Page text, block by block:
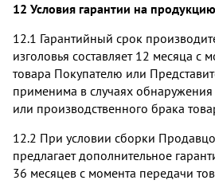
12 Условия гарантии на
12.1 Гарантийный срок
изголовья составляет 12 месяца с
товара Покупателю или
применима в случаях
или производственного брака
12.2 При условии сборки
предлагает дополнительное
36 месяцев с момента передачи